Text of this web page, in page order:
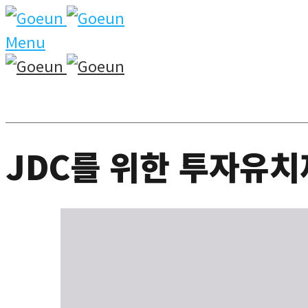
Menu
JDC를 위한 투자유